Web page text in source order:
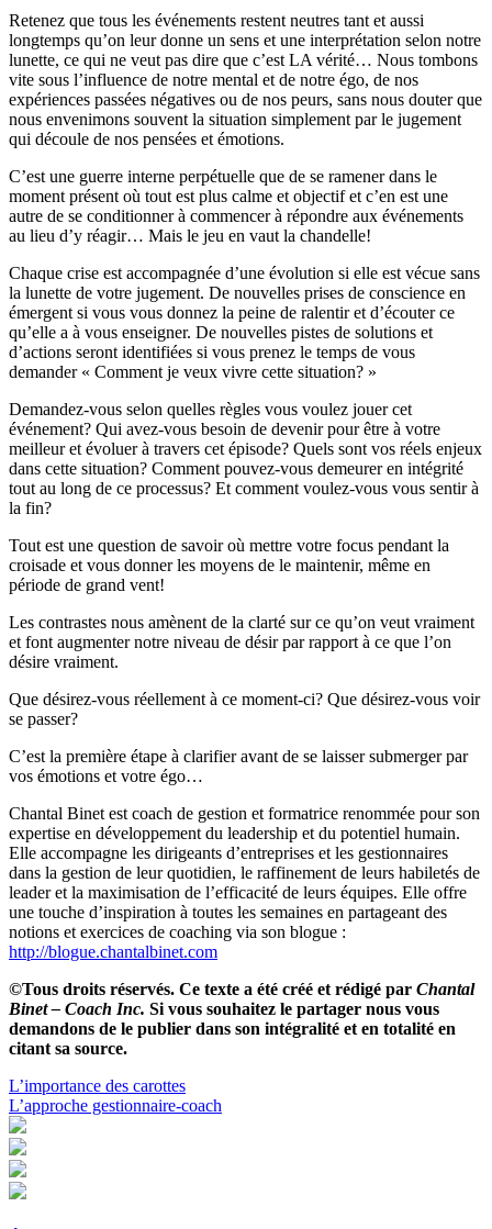
Retenez que tous les événements restent neutres tant et aussi
longtemps qu’on leur donne un sens et une interprétation selon notre
lunette, ce qui ne veut pas dire que c’est LA vérité… Nous tombons
vite sous l’influence de notre mental et de notre égo, de nos
expériences passées négatives ou de nos peurs, sans nous douter que
nous envenimons souvent la situation simplement par le jugement
qui découle de nos pensées et émotions.
C’est une guerre interne perpétuelle que de se ramener dans le
moment présent où tout est plus calme et objectif et c’en est une
autre de se conditionner à commencer à répondre aux événements
au lieu d’y réagir… Mais le jeu en vaut la chandelle!
Chaque crise est accompagnée d’une évolution si elle est vécue sans
la lunette de votre jugement. De nouvelles prises de conscience en
émergent si vous vous donnez la peine de ralentir et d’écouter ce
qu’elle a à vous enseigner. De nouvelles pistes de solutions et
d’actions seront identifiées si vous prenez le temps de vous
demander « Comment je veux vivre cette situation? »
Demandez-vous selon quelles règles vous voulez jouer cet
événement? Qui avez-vous besoin de devenir pour être à votre
meilleur et évoluer à travers cet épisode? Quels sont vos réels enjeux
dans cette situation? Comment pouvez-vous demeurer en intégrité
tout au long de ce processus? Et comment voulez-vous vous sentir à
la fin?
Tout est une question de savoir où mettre votre focus pendant la
croisade et vous donner les moyens de le maintenir, même en
période de grand vent!
Les contrastes nous amènent de la clarté sur ce qu’on veut vraiment
et font augmenter notre niveau de désir par rapport à ce que l’on
désire vraiment.
Que désirez-vous réellement à ce moment-ci? Que désirez-vous voir
se passer?
C’est la première étape à clarifier avant de se laisser submerger par
vos émotions et votre égo…
Chantal Binet est coach de gestion et formatrice renommée pour son
expertise en développement du leadership et du potentiel humain.
Elle accompagne les dirigeants d’entreprises et les gestionnaires
dans la gestion de leur quotidien, le raffinement de leurs habiletés de
leader et la maximisation de l’efficacité de leurs équipes. Elle offre
une touche d’inspiration à toutes les semaines en partageant des
notions et exercices de coaching via son blogue :
http://blogue.chantalbinet.com
©Tous droits réservés. Ce texte a été créé et rédigé par Chantal
Binet – Coach Inc. Si vous souhaitez le partager nous vous
demandons de le publier dans son intégralité et en totalité en
citant sa source.
Navigation
de
l'article
L’importance des carottes
L’approche gestionnaire-coach